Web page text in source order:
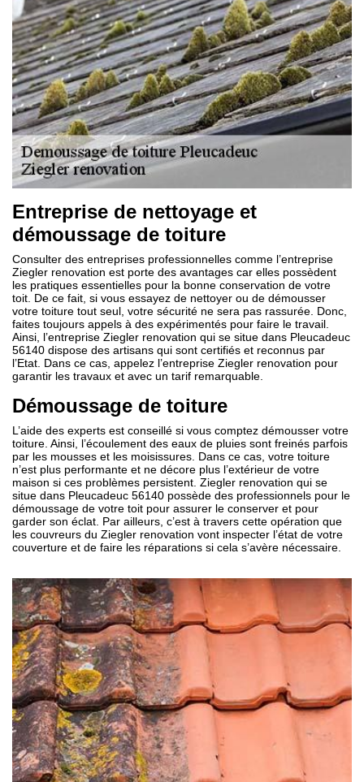
Entreprise de nettoyage et
démoussage de toiture
Consulter des entreprises professionnelles comme l’entreprise
Ziegler renovation est porte des avantages car elles possèdent
les pratiques essentielles pour la bonne conservation de votre
toit. De ce fait, si vous essayez de nettoyer ou de démousser
votre toiture tout seul, votre sécurité ne sera pas rassurée. Donc,
faites toujours appels à des expérimentés pour faire le travail.
Ainsi, l’entreprise Ziegler renovation qui se situe dans Pleucadeuc
56140 dispose des artisans qui sont certifiés et reconnus par
l’Etat. Dans ce cas, appelez l’entreprise Ziegler renovation pour
garantir les travaux et avec un tarif remarquable.
Démoussage de toiture
L’aide des experts est conseillé si vous comptez démousser votre
toiture. Ainsi, l’écoulement des eaux de pluies sont freinés parfois
par les mousses et les moisissures. Dans ce cas, votre toiture
n’est plus performante et ne décore plus l’extérieur de votre
maison si ces problèmes persistent. Ziegler renovation qui se
situe dans Pleucadeuc 56140 possède des professionnels pour le
démoussage de votre toit pour assurer le conserver et pour
garder son éclat. Par ailleurs, c’est à travers cette opération que
les couvreurs du Ziegler renovation vont inspecter l’état de votre
couverture et de faire les réparations si cela s’avère nécessaire.